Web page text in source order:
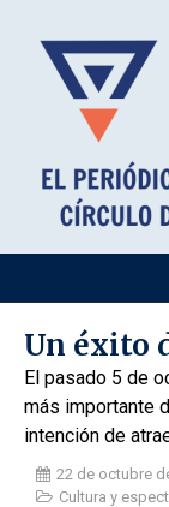
Un éxito
El pasado 5 de
más importante
intención de
22 de octubre
Cultura y